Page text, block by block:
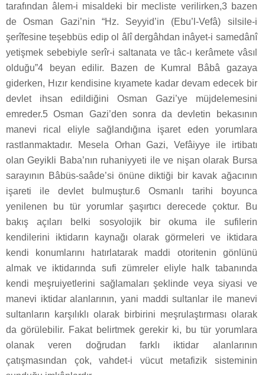
tarafından âlem-i misaldeki bir mecliste verilirken,3 bazen
de Osman Gazi’nin “Hz. Seyyid’in (Ebu’l-Vefâ) silsile-i
şerîfesine teşebbüs edip ol âlî dergâhdan inâyet-i samedânî
yetişmek sebebiyle serîr-i saltanata ve tâc-ı kerâmete vâsıl
olduğu”4 beyan edilir. Bazen de Kumral Bâbâ gazaya
giderken, Hızır kendisine kıyamete kadar devam edecek bir
devlet ihsan edildiğini Osman Gazi’ye müjdelemesini
emreder.5 Osman Gazi’den sonra da devletin bekasının
manevi rical eliyle sağlandığına işaret eden yorumlara
rastlanmaktadır. Mesela Orhan Gazi, Vefâiyye ile irtibatı
olan Geyikli Baba’nın ruhaniyyeti ile ve nişan olarak Bursa
sarayının Bâbüs-saâde’si önüne diktiği bir kavak ağacının
işareti ile devlet bulmuştur.6 Osmanlı tarihi boyunca
yenilenen bu tür yorumlar şaşırtıcı derecede çoktur. Bu
bakış açıları belki sosyolojik bir okuma ile sufilerin
kendilerini iktidarın kaynağı olarak görmeleri ve iktidara
kendi konumlarını hatırlatarak maddi otoritenin gönlünü
almak ve iktidarında sufi zümreler eliyle halk tabanında
kendi meşruiyetlerini sağlamaları şeklinde veya siyasi ve
manevi iktidar alanlarının, yani maddi sultanlar ile manevi
sultanların karşılıklı olarak birbirini meşrulaştırması olarak
da görülebilir. Fakat belirtmek gerekir ki, bu tür yorumlara
olanak veren doğrudan farklı iktidar alanlarının
çatışmasından çok, vahdet-i vücut metafizik sisteminin